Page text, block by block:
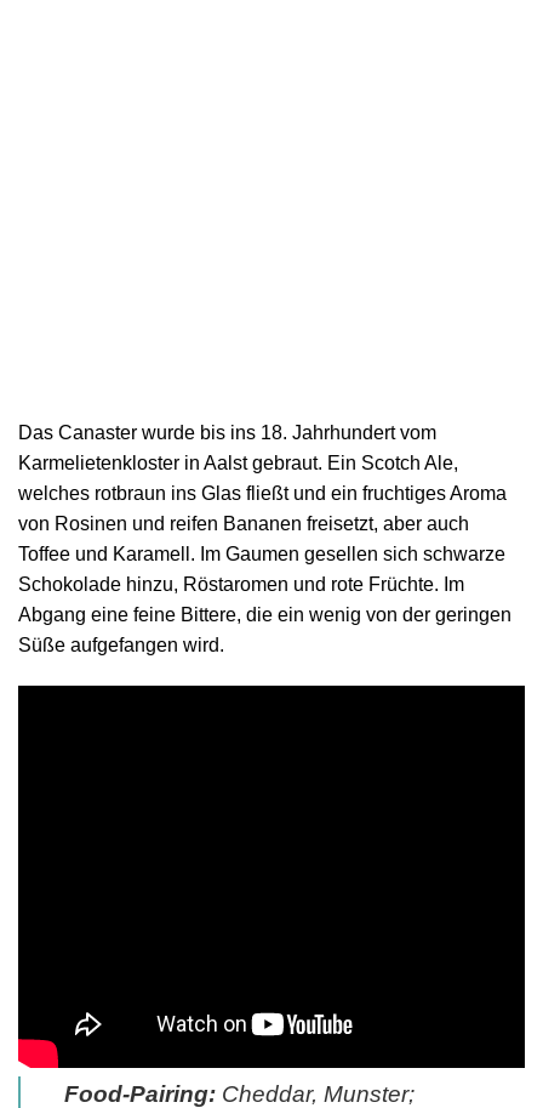
Das Canaster wurde bis ins 18. Jahrhundert vom
Karmelietenkloster in Aalst gebraut. Ein Scotch Ale,
welches rotbraun ins Glas fließt und ein fruchtiges Aroma
von Rosinen und reifen Bananen freisetzt, aber auch
Toffee und Karamell. Im Gaumen gesellen sich schwarze
Schokolade hinzu, Röstaromen und rote Früchte. Im
Abgang eine feine Bittere, die ein wenig von der geringen
Süße aufgefangen wird.
Food-Pairing: Cheddar, Munster;